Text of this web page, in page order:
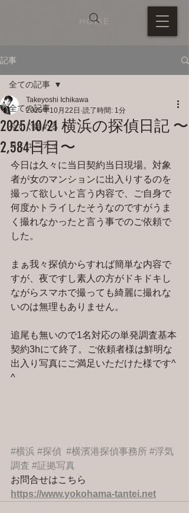
HOME
記事
全ての記事
今すぐ始める
コミュニティ
全ての記事
2025/10/21 横浜の探偵日記 〜
2,584日目〜
Takeyoshi Ichikawa
2025年10月22日 読了時間: 1分
今日は久々に当日契約当日現場。対象
者が女のマンションに出入りするのを
撮って欲しいと言う内容で、ご自身で
何度かトライしたそうなのですがうま
く撮れなかったと言う事でのご依頼で
した。
まぁ我々探偵からすれば簡単な内容で
すが、夜ですし素人の方がドキドキし
ながらスマホで撮っても綺麗に撮れな
いのは無理もありません。
追尾も無いので1名対応の単発調査基本
契約3hにて終了。ご依頼者様は鮮明な
出入り写真にご満足いただけた様です^
^
#横浜 #探偵 #横濱港探偵事務所 #浮気
調査 #証拠写真
お問合せはこちら
https://www.yokohama-tantei.net